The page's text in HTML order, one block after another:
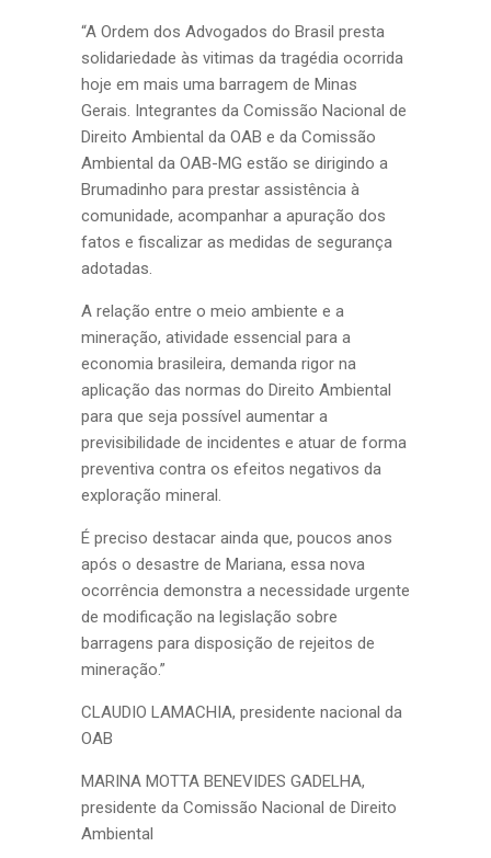
“A Ordem dos Advogados do Brasil presta
solidariedade às vitimas da tragédia ocorrida
hoje em mais uma barragem de Minas
Gerais. Integrantes da Comissão Nacional de
Direito Ambiental da OAB e da Comissão
Ambiental da OAB-MG estão se dirigindo a
Brumadinho para prestar assistência à
comunidade, acompanhar a apuração dos
fatos e fiscalizar as medidas de segurança
adotadas.
A relação entre o meio ambiente e a
mineração, atividade essencial para a
economia brasileira, demanda rigor na
aplicação das normas do Direito Ambiental
para que seja possível aumentar a
previsibilidade de incidentes e atuar de forma
preventiva contra os efeitos negativos da
exploração mineral.
É preciso destacar ainda que, poucos anos
após o desastre de Mariana, essa nova
ocorrência demonstra a necessidade urgente
de modificação na legislação sobre
barragens para disposição de rejeitos de
mineração.”
CLAUDIO LAMACHIA, presidente nacional da
OAB
MARINA MOTTA BENEVIDES GADELHA,
presidente da Comissão Nacional de Direito
Ambiental